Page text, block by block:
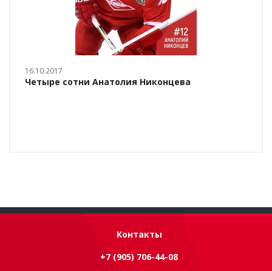
16.10.2017
Четыре сотни Анатолия Никонцева
Контакты
+7 (905) 706-44-08